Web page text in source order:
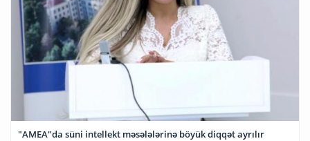
"AMEA"da süni intellekt məsələlərinə böyük diqqət ayrılır